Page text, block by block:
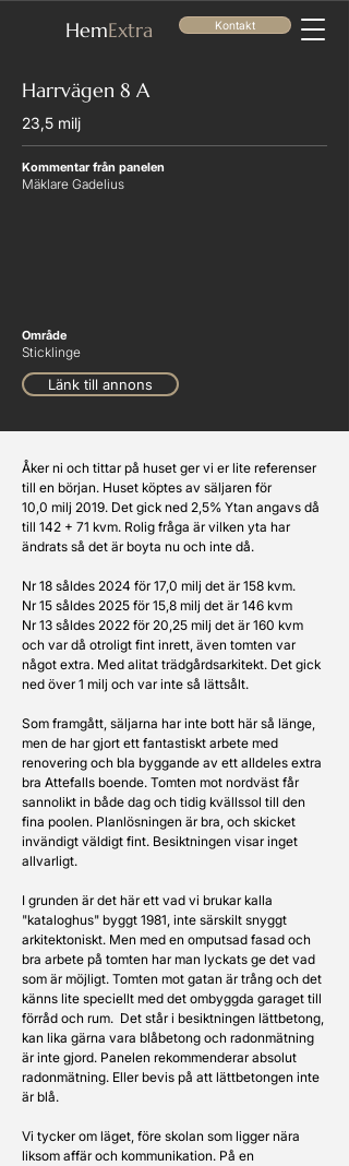
HemExtra Kontakt
Harrvägen 8 A
23,5 milj
Kommentar från panelen
Mäklare Gadelius
Område
Sticklinge
Länk till annons
Åker ni och tittar på huset ger vi er lite referenser
till en början. Huset köptes av säljaren för
10,0 milj 2019. Det gick ned 2,5% Ytan angavs då
till 142 + 71 kvm. Rolig fråga är vilken yta har
ändrats så det är boyta nu och inte då.
Nr 18 såldes 2024 för 17,0 milj det är 158 kvm.
Nr 15 såldes 2025 för 15,8 milj det är 146 kvm
Nr 13 såldes 2022 för 20,25 milj det är 160 kvm
och var då otroligt fint inrett, även tomten var
något extra. Med alitat trädgårdsarkitekt. Det gick
ned över 1 milj och var inte så lättsålt.
Som framgått, säljarna har inte bott här så länge,
men de har gjort ett fantastiskt arbete med
renovering och bla byggande av ett alldeles extra
bra Attefalls boende. Tomten mot nordväst får
sannolikt in både dag och tidig kvällssol till den
fina poolen. Planlösningen är bra, och skicket
invändigt väldigt fint. Besiktningen visar inget
allvarligt.
I grunden är det här ett vad vi brukar kalla
"kataloghus" byggt 1981, inte särskilt snyggt
arkitektoniskt. Men med en omputsad fasad och
bra arbete på tomten har man lyckats ge det vad
som är möjligt. Tomten mot gatan är trång och det
känns lite speciellt med det ombyggda garaget till
förråd och rum.  Det står i besiktningen lättbetong,
kan lika gärna vara blåbetong och radonmätning
är inte gjord. Panelen rekommenderar absolut
radonmätning. Eller bevis på att lättbetongen inte
är blå.
Vi tycker om läget, före skolan som ligger nära
liksom affär och kommunikation. På en